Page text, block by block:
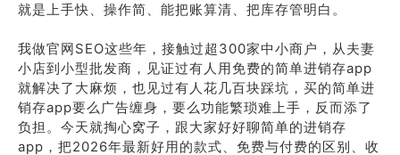
就是上手快、操作简、能把账算清、把库存管明白。
我做官网SEO这些年，接触过超300家中小商户，从夫妻
小店到小型批发商，见证过有人用免费的简单进销存app
就解决了大麻烦，也见过有人花几百块踩坑，买的简单进
销存app要么广告缠身，要么功能繁琐难上手，反而添了
负担。今天就掏心窝子，跟大家好好聊简单的进销存
app，把2026年最新好用的款式、免费与付费的区别、收